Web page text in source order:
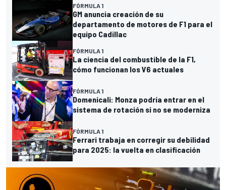
FÓRMULA 1
GM anuncia creación de su
departamento de motores de F1 para el
equipo Cadillac
FÓRMULA 1
La ciencia del combustible de la F1,
cómo funcionan los V6 actuales
FÓRMULA 1
Domenicali: Monza podría entrar en el
sistema de rotación si no se moderniza
FÓRMULA 1
Ferrari trabaja en corregir su debilidad
para 2025: la vuelta en clasificación